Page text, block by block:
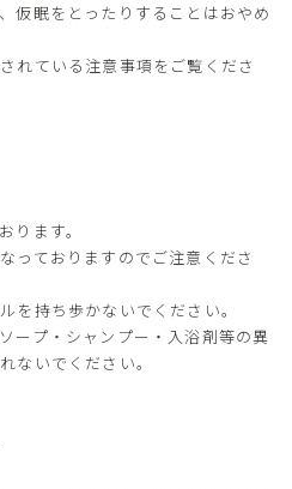
仮眠をとったりすることはおやめ
れている注意事項をご覧くださ
ります。
っておりますのでご注意くださ
を持ち歩かないでください。
ープ・シャンプー・入浴剤等の異
ないでください。